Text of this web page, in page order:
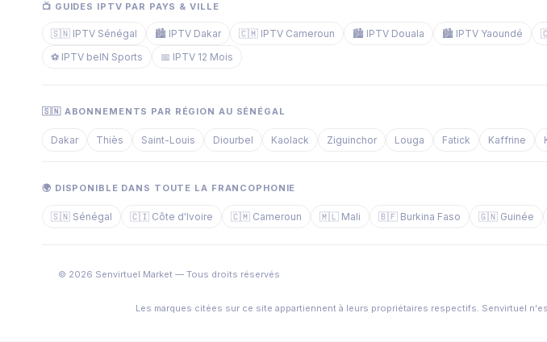
📺 GUIDES IPTV PAR PAYS & VILLE
🇸🇳 IPTV Sénégal 🏙️ IPTV Dakar 🇨🇲 IPTV Cameroun 🏙️ IPTV Douala 🏙️ IPTV Yaoundé
⚽ IPTV beIN Sports
📅 IPTV 12 Mois
🇸🇳 ABONNEMENTS PAR RÉGION AU SÉNÉGAL
Dakar Thiès Saint-Louis Diourbel Kaolack Ziguinchor Louga Fatick Kaffrine
🌍 DISPONIBLE DANS TOUTE LA FRANCOPHONIE
🇸🇳 Sénégal 🇨🇮 Côte d'Ivoire 🇨🇲 Cameroun 🇲🇱 Mali 🇧🇫 Burkina Faso 🇬🇳 Guinée
© 2026 Senvirtuel Market — Tous droits réservés
Les marques citées sur ce site appartiennent à leurs propriétaires respectifs. Senvirtuel